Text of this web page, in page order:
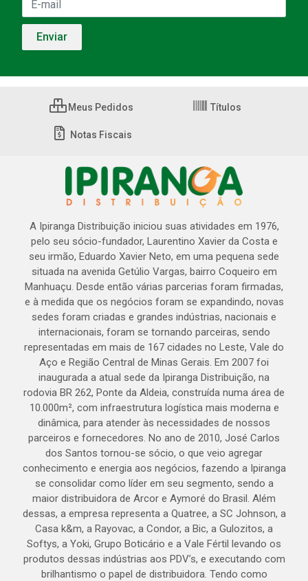
Meus Pedidos Títulos
Notas Fiscais
A Ipiranga Distribuição iniciou suas atividades em 1976,
pelo seu sócio-fundador, Laurentino Xavier da Costa e
seu irmão, Eduardo Xavier Neto, em uma pequena sede
situada na avenida Getúlio Vargas, bairro Coqueiro em
Manhuaçu. Desde então várias parcerias foram firmadas,
e à medida que os negócios foram se expandindo, novas
sedes foram criadas e grandes indústrias, nacionais e
internacionais, foram se tornando parceiras, sendo
representadas em mais de 167 cidades no Leste, Vale do
Aço e Região Central de Minas Gerais. Em 2007 foi
inaugurada a atual sede da Ipiranga Distribuição, na
rodovia BR 262, Ponte da Aldeia, construída numa área de
10.000m², com infraestrutura logística mais moderna e
dinâmica, para atender às necessidades de nossos
parceiros e fornecedores. No ano de 2010, José Carlos
dos Santos tornou-se sócio, o que veio agregar
conhecimento e energia aos negócios, fazendo a Ipiranga
se consolidar como líder em seu segmento, sendo a
maior distribuidora de Arcor e Aymoré do Brasil. Além
dessas, a empresa representa a Quatree, a SC Johnson, a
Casa k&m, a Rayovac, a Condor, a Bic, a Gulozitos, a
Softys, a Yoki, Grupo Boticário e a Vale Fértil levando os
produtos dessas indústrias aos PDV’s, e executando com
brilhantismo o papel de distribuidora. Tendo como